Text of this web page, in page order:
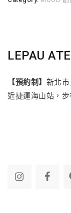
LEPAU
【預約制】 新北
近捷運海山站，步